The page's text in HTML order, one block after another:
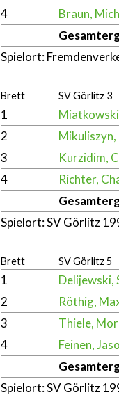
4
Braun,
Spielort:
Brett SV Görlitz 3
1
2
Mikuliszyn,
3
Kurzidim,
4
Richter,
Spielort: SV Görlitz
Brett SV Görlitz 5
1
Delijewski,
2
Röthig,
3
Thiele,
4
Feinen,
Spielort: SV Görlitz